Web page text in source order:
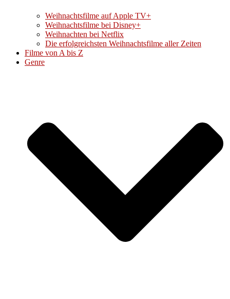
Weihnachtsfilme auf Apple TV+
Weihnachtsfilme bei Disney+
Weihnachten bei Netflix
Die erfolgreichsten Weihnachtsfilme aller Zeiten
Filme von A bis Z
Genre